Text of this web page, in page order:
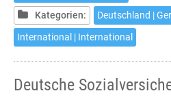
Kategorien:
Deutschland |
International | International
Deutsche